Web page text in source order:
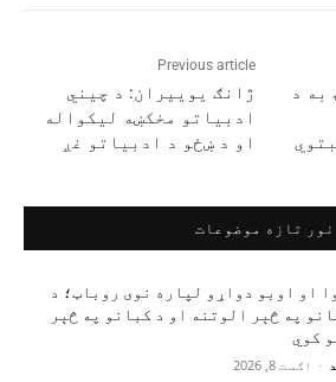
Previous article
ژانګ یوییران: د چیني
ادبیاتو مخکښه لیکواله
او د ښځو د ادبیاتو غږ
به د
نور تازه موضوعات
او اوبو دواړو لپاره نوی روباټ؛ د
په څېر الوتنه او د کبانو په څېر
کوي
- اګست 8, 2026